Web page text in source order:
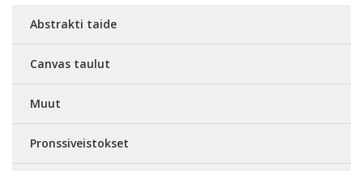
Abstrakti taide
Canvas taulut
Muut
Pronssiveistokset